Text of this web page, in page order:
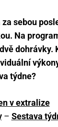
sebou
Na
dohrávky.
týdne?
v extralize
– Sestava